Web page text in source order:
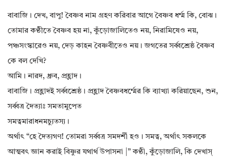
বাবাজি। দেখ, বাপু! বৈষ্ণব নাম গ্রহণ করিবার আগে বৈষ্ণব ধর্ম্ম কি, বোঝ।
তোমার কণ্ঠীতে বৈষ্ণব হয় না, কুঁড়োজালিতেও নয়, নিরামিষেও নয়,
পঞ্চসংস্কারেও নয়, দেড় কাহন বৈষ্ণবীতেও নয়। জগতের সর্ব্বশ্রেষ্ঠ বৈষ্ণব
কে বল দেখি?
আমি। নারদ, ধ্রুব, প্রহ্লাদ।
বাবাজি। প্রহ্লাদই সর্ব্বশ্রেষ্ঠ। প্রহ্লাদ বৈষ্ণবধর্ম্মের কি ব্যাখ্যা করিয়াছেন, শুন,
সর্ব্বত্র দৈত্যাঃ সমতামুপেত
সমত্বমারাধনমচ্যুতস্য।
অর্থাৎ “হে দৈত্যগণ! তোমরা সর্ব্বত্র সমদর্শী হও। সমত্ব, অর্থাৎ সকলকে
আত্মবৎ জ্ঞান করাই বিষ্ণুর যথার্থ উপাসনা |” কণ্ঠী, কুঁড়োজালি, কি দেখাস্